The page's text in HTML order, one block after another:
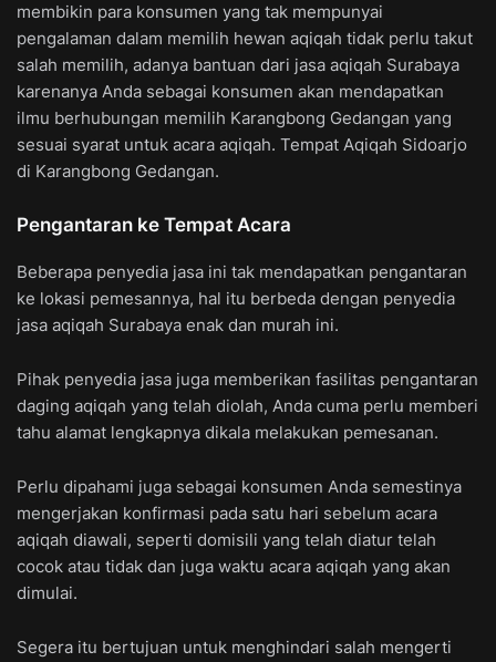
membikin para konsumen yang tak mempunyai
pengalaman dalam memilih hewan aqiqah tidak perlu takut
salah memilih, adanya bantuan dari jasa aqiqah Surabaya
karenanya Anda sebagai konsumen akan mendapatkan
ilmu berhubungan memilih Karangbong Gedangan yang
sesuai syarat untuk acara aqiqah. Tempat Aqiqah Sidoarjo
di Karangbong Gedangan.
Pengantaran ke Tempat Acara
Beberapa penyedia jasa ini tak mendapatkan pengantaran
ke lokasi pemesannya, hal itu berbeda dengan penyedia
jasa aqiqah Surabaya enak dan murah ini.
Pihak penyedia jasa juga memberikan fasilitas pengantaran
daging aqiqah yang telah diolah, Anda cuma perlu memberi
tahu alamat lengkapnya dikala melakukan pemesanan.
Perlu dipahami juga sebagai konsumen Anda semestinya
mengerjakan konfirmasi pada satu hari sebelum acara
aqiqah diawali, seperti domisili yang telah diatur telah
cocok atau tidak dan juga waktu acara aqiqah yang akan
dimulai.
Segera itu bertujuan untuk menghindari salah mengerti